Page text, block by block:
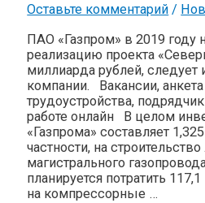
Оставьте комментарий /
ПАО «Газпром» в 2019 году
реализацию проекта
миллиарда рублей, следует
компании. Вакансии,
трудоустройства,
работе онлайн В целом
«Газпрома» составляет
частности, на
магистрального
планируется потратить
на компрессорные …